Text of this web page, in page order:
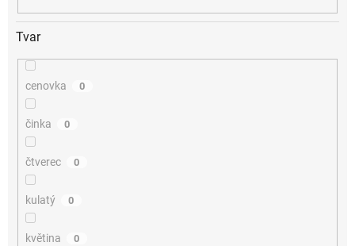
Tvar
cenovka 0
činka 0
čtverec 0
kulatý 0
květina 0